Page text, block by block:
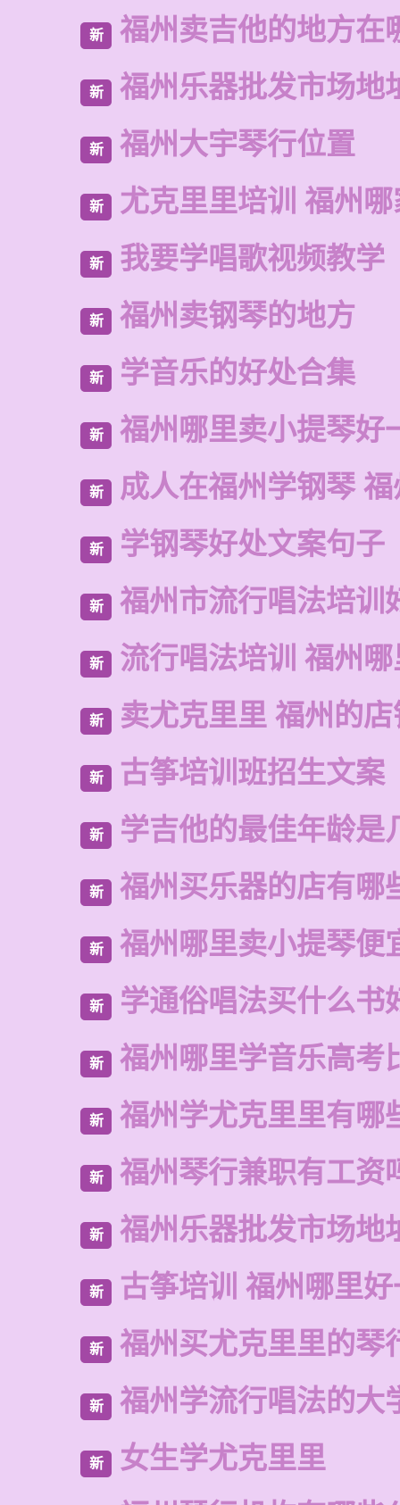
新 福州卖吉他的地方在
新 福州乐器批发市场地
新 福州大宇琴行位置
新 尤克里里培训 福州
新 我要学唱歌视频教学
新 福州卖钢琴的地方
新 学音乐的好处合集
新 福州哪里卖小提琴好
新 成人在福州学钢琴
新 学钢琴好处文案句子
新 福州市流行唱法培训
新 流行唱法培训 福州
新 卖尤克里里 福州的店
新 古筝培训班招生文案
新 学吉他的最佳年龄是
新 福州买乐器的店有哪
新 福州哪里卖小提琴便
新 学通俗唱法买什么书
新 福州哪里学音乐高考
新 福州学尤克里里有哪
新 福州琴行兼职有工资
新 福州乐器批发市场地
新 古筝培训 福州哪里
新 福州买尤克里里的琴
新 福州学流行唱法的大
新
女生学尤克里里